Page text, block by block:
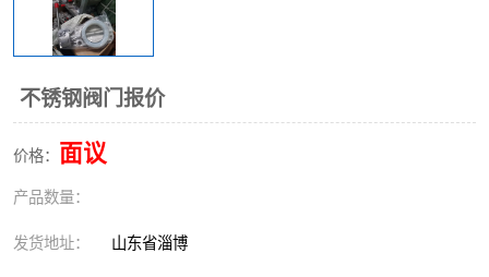
不锈钢阀门报价
价格： 面议
产品数量：
发货地址： 山东省淄博